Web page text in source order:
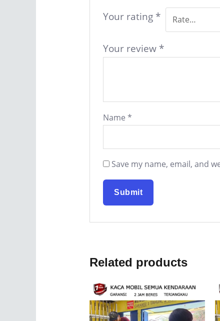
Your rating *
Your review *
Name *
Save my name, email, and
Related products